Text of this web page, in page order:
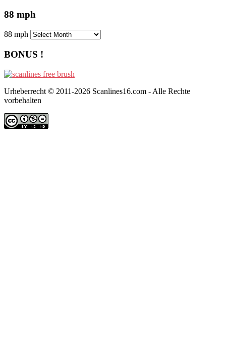
88 mph
88 mph
BONUS !
Urheberrecht © 2011-2026 Scanlines16.com - Alle Rechte
vorbehalten